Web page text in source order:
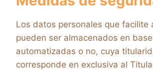
Los datos personales que facilite
pueden ser almacenados en
automatizadas o no, cuya
corresponde en exclusiva al